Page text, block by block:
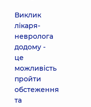
Виклик
лікаря-
невролога
додому -
це
можливість
пройти
обстеження
та